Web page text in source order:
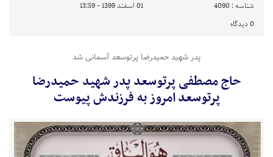
شناسه : 4090
01 اسفند 1399 - 13:59
0 دیدگاه
پدر شهید حمیدرضا پرتوسعد آسمانی شد
حاج مصطفی پرتوسعد پدر شهید حمیدرضا
پرتوسعد امروز به فرزندش پیوست